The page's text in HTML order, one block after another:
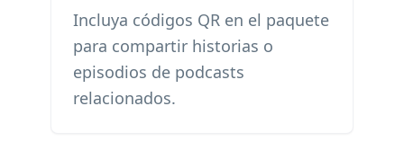
Incluya códigos QR en el paquete
para compartir historias o
episodios de podcasts
relacionados.